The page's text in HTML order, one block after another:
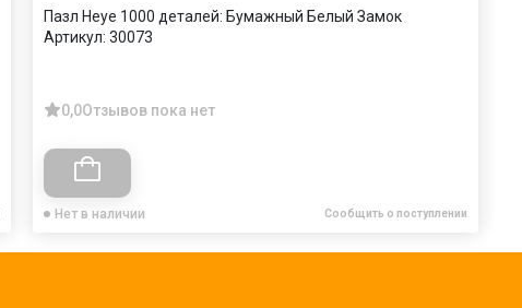
Пазл Heye 1000 деталей: Бумажный Белый Замок
Артикул: 30073
0,0Отзывов пока нет
Нет в наличии Сообщить о поступлении